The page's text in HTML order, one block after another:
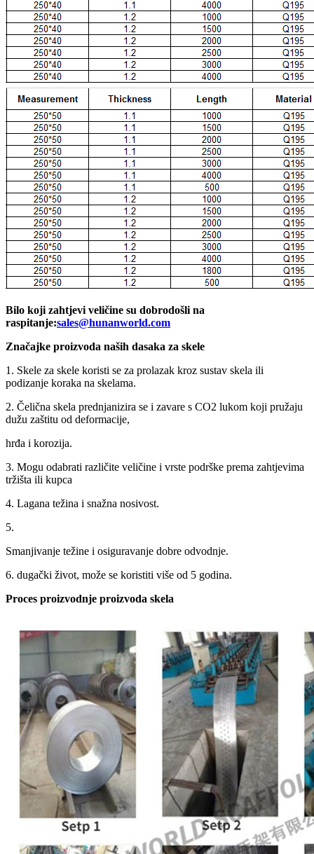
Bilo koji zahtjevi veličine su dobrodošli na
raspitanje:sales@hunanworld.com
Značajke proizvoda naših dasaka za skele
1. Skele za skele koristi se za prolazak kroz sustav skela ili
podizanje koraka na skelama.
2. Čelična skela prednjanizira se i zavare s CO2 lukom koji pružaju
dužu zaštitu od deformacije,
hrđa i korozija.
3. Mogu odabrati različite veličine i vrste podrške prema zahtjevima
tržišta ili kupca
4. Lagana težina i snažna nosivost.
5.
Smanjivanje težine i osiguravanje dobre odvodnje.
6. dugački život, može se koristiti više od 5 godina.
Proces proizvodnje proizvoda skela